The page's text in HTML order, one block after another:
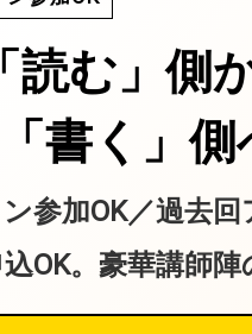
「読む」側
「書く」
参加OK／過去
OK。豪華講師